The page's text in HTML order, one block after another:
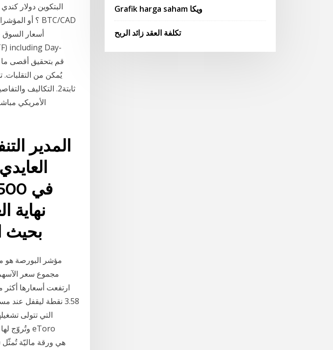
including Day-
يُمكن من التقلبات.
المدير
بحيث
مؤشر البورصة
مجموع سعر
ارتفعت أسعارها
Grafik harga saham ويكا
تكلفة العقد زائد الربح